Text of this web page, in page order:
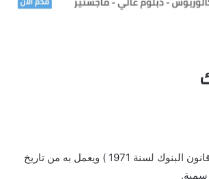
يسمى هذا القانون ( قانون البنوك لسنة 1971 ) ويعمل به من تاريخ